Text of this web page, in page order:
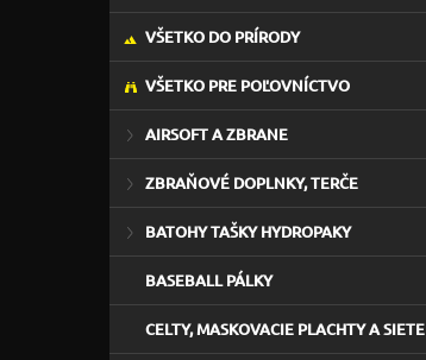
VŠETKO DO PRÍRODY
VŠETKO PRE POĽOVNÍCTVO
AIRSOFT A ZBRANE
ZBRAŇOVÉ DOPLNKY, TERČE
BATOHY TAŠKY HYDROPAKY
BASEBALL PÁLKY
CELTY, MASKOVACIE PLACHTY A SIETE